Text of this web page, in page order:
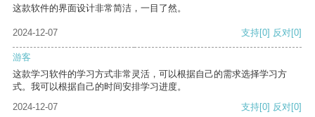
这款软件的界面设计非常简洁，一目了然。
2024-12-07 支持[0] 反对[0]
游客
这款学习软件的学习方式非常灵活，可以根据自己的需求选择学习方
式。我可以根据自己的时间安排学习进度。
2024-12-07
支持[0] 反对[0]